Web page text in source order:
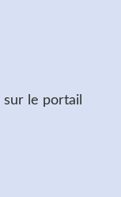
sur le portail